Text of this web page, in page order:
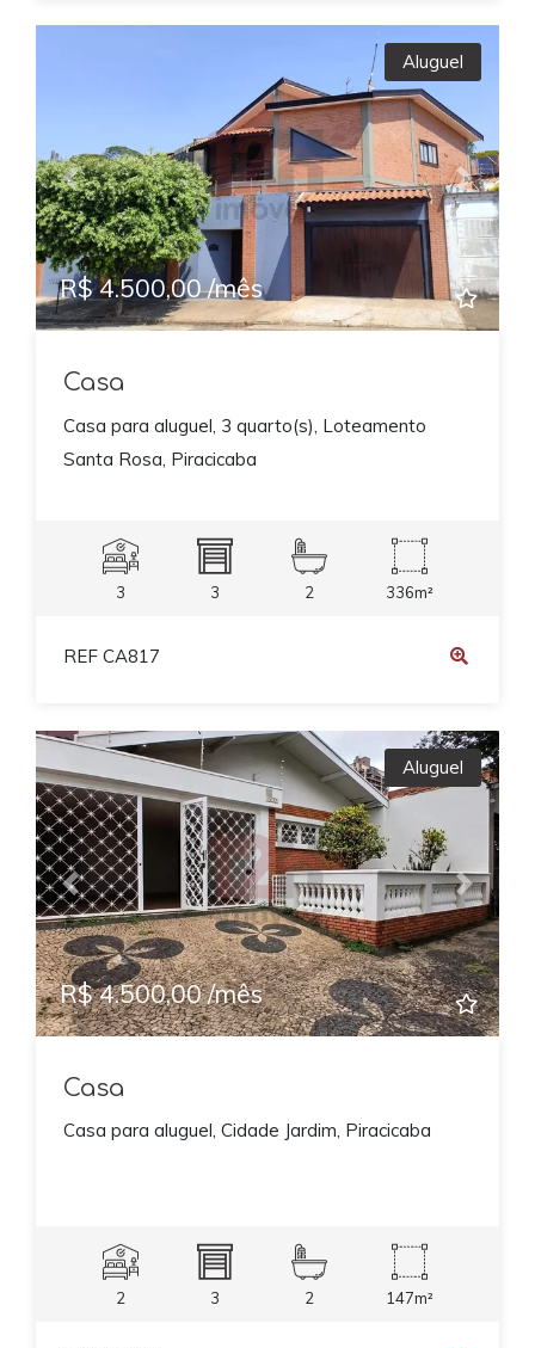
Previous Next
Aluguel
R$ 4.500,00 /mês
Casa
Casa para aluguel, 3 quarto(s), Loteamento
Santa Rosa, Piracicaba
3 3 2 336m²
REF CA817
Previous Next
Aluguel
R$ 4.500,00 /mês
Casa
Casa para aluguel, Cidade Jardim, Piracicaba
2 3 2 147m²